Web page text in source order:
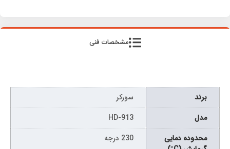
مشخصات فنی
برند
سورکر
مدل
HD-913
محدوده دمایی
230 درجه